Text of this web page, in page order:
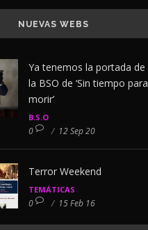
NUEVAS WEBS
Ya tenemos la portada de
la BSO de ‘Sin tiempo para
morir’
B.S.O
0 / 12 Sep 20
Terror Weekend
TEMÁTICAS
0 / 15 Feb 16